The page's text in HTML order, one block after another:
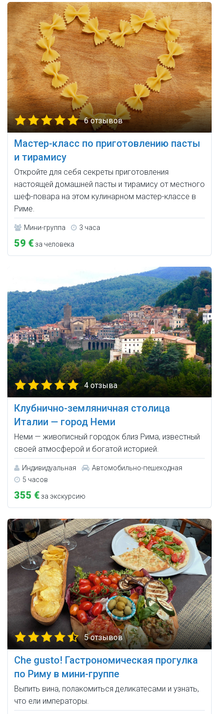
6 отзывов
Мастер-класс по приготовлению пасты
и тирамису
Откройте для себя секреты приготовления
настоящей домашней пасты и тирамису от местного
шеф-повара на этом кулинарном мастер-классе в
Риме.
Мини-группа 3 часа
59 €за человека
4 отзыва
Клубнично-земляничная столица
Италии — город Неми
Неми — живописный городок близ Рима, известный
своей атмосферой и богатой историей.
Индивидуальная
Автомобильно-пешеходная
5 часов
355 €за экскурсию
5 отзывов
Che gusto! Гастрономическая прогулка
по Риму в мини-группе
Выпить вина, полакомиться деликатесами и узнать,
что ели императоры.